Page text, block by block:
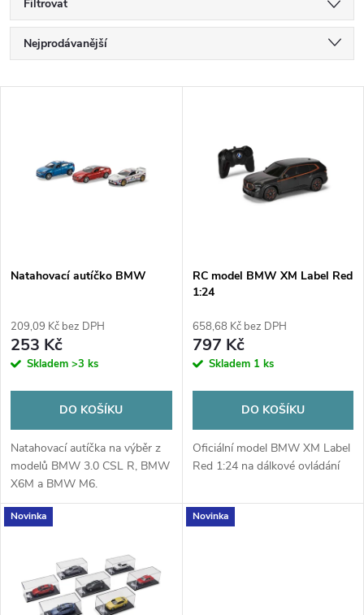
Filtrovat
Ř
a
p
r
o
u
k
t
ů
Nejprodávanější
s
r
o
d
u
k
ů
Natahovací autíčko BMW
209,09 Kč bez DPH
253 Kč
Skladem >3 ks
DO KOŠÍKU
Natahovací autíčka na výběr z
modelů BMW 3.0 CSL R, BMW
X6M a BMW M6.
RC model BMW XM Label Red
1:24
658,68 Kč bez DPH
797 Kč
Skladem 1 ks
DO KOŠÍKU
Oficiální model BMW XM Label
Red 1:24 na dálkové ovládání
Novinka Novinka